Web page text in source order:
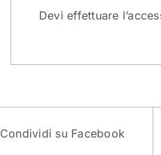
Devieffettuare
Condividi su Facebook